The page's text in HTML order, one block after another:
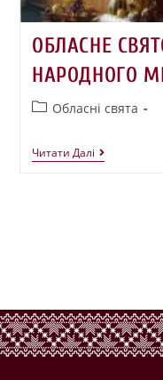
ОБЛАСНЕ
НАРОДНОГО
Обласні свята
Читати Далі